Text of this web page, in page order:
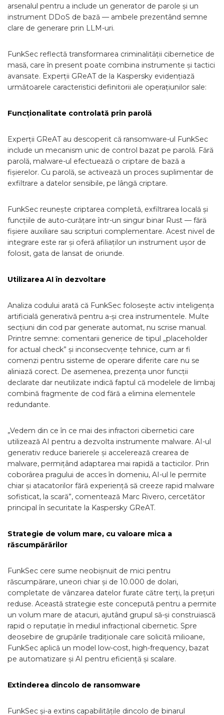
arsenalul pentru a include un generator de parole și un
instrument DDoS de bază — ambele prezentând semne
clare de generare prin LLM-uri.
FunkSec reflectă transformarea criminalității cibernetice de
masă, care în present poate combina instrumente și tactici
avansate. Experții GReAT de la Kaspersky evidențiază
următoarele caracteristici definitorii ale operațiunilor sale:
Funcționalitate controlată prin parolă
Experții GReAT au descoperit că ransomware-ul FunkSec
include un mecanism unic de control bazat pe parolă. Fără
parolă, malware-ul efectuează o criptare de bază a
fișierelor. Cu parolă, se activează un proces suplimentar de
exfiltrare a datelor sensibile, pe lângă criptare.
FunkSec reunește criptarea completă, exfiltrarea locală și
funcțiile de auto-curățare într-un singur binar Rust — fără
fișiere auxiliare sau scripturi complementare. Acest nivel de
integrare este rar și oferă afiliaților un instrument ușor de
folosit, gata de lansat de oriunde.
Utilizarea AI în dezvoltare
Analiza codului arată că FunkSec folosește activ inteligența
artificială generativă pentru a-și crea instrumentele. Multe
secțiuni din cod par generate automat, nu scrise manual.
Printre semne: comentarii generice de tipul „placeholder
for actual check” și inconsecvențe tehnice, cum ar fi
comenzi pentru sisteme de operare diferite care nu se
aliniază corect. De asemenea, prezența unor funcții
declarate dar neutilizate indică faptul că modelele de limbaj
combină fragmente de cod fără a elimina elementele
redundante.
„Vedem din ce în ce mai des infractori cibernetici care
utilizează AI pentru a dezvolta instrumente malware. AI-ul
generativ reduce barierele și accelerează crearea de
malware, permițând adaptarea mai rapidă a tacticilor. Prin
coborârea pragului de acces în domeniu, AI-ul le permite
chiar și atacatorilor fără experiență să creeze rapid malware
sofisticat, la scară”, comentează Marc Rivero, cercetător
principal în securitate la Kaspersky GReAT.
Strategie de volum mare, cu valoare mica a
răscumpărărilor
FunkSec cere sume neobișnuit de mici pentru
răscumpărare, uneori chiar și de 10.000 de dolari,
completate de vânzarea datelor furate către terți, la prețuri
reduse. Această strategie este concepută pentru a permite
un volum mare de atacuri, ajutând grupul să-și construiască
rapid o reputație în mediul infracțional cibernetic. Spre
deosebire de grupările tradiționale care solicită milioane,
FunkSec aplică un model low-cost, high-frequency, bazat
pe automatizare și AI pentru eficiență și scalare.
Extinderea dincolo de ransomware
FunkSec și-a extins capabilitățile dincolo de binarul